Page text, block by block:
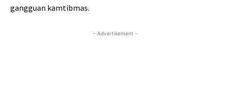
gangguan kamtibmas.
- Advertisement -